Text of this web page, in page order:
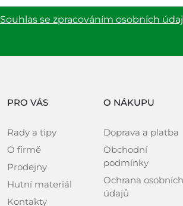
Souhlas se zpracováním osobních
PRO VÁS
Rady a tipy
O firmě
Prodejny
Hutní materiál
Kontakty
O NÁKUPU
Doprava a platba
Obchodní
podmínky
Ochrana osobních
údajů